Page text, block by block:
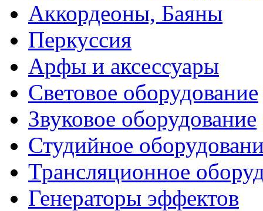
Аккордеоны, Баяны
Перкуссия
Арфы и аксессуары
Световое оборудование
Звуковое оборудование
Студийное
Трансляционное
Генераторы эффектов